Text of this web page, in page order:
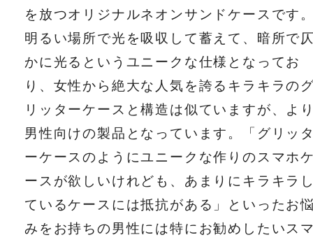
を放つオリジナルネオンサンドケースです
明るい場所で光を吸収して蓄えて、暗所で
かに光るというユニークな仕様となってお
り、女性から絶大な人気を誇るキラキラの
リッターケースと構造は似ていますが、よ
男性向けの製品となっています。「グリッ
ーケースのようにユニークな作りのスマホ
ースが欲しいけれども、あまりにキラキラ
ているケースには抵抗がある」といったお
みをお持ちの男性には特にお勧めしたいス